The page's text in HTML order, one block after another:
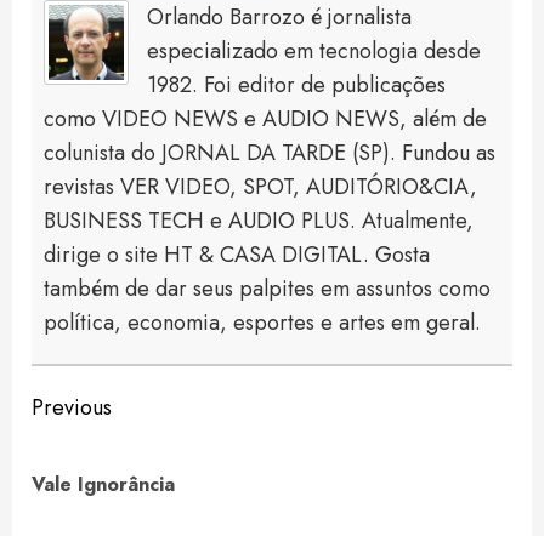
Orlando Barrozo é jornalista
especializado em tecnologia desde
1982. Foi editor de publicações
como VIDEO NEWS e AUDIO NEWS, além de
colunista do JORNAL DA TARDE (SP). Fundou as
revistas VER VIDEO, SPOT, AUDITÓRIO&CIA,
BUSINESS TECH e AUDIO PLUS. Atualmente,
dirige o site HT & CASA DIGITAL. Gosta
também de dar seus palpites em assuntos como
política, economia, esportes e artes em geral.
Continue
Previous
Vale Ignorância